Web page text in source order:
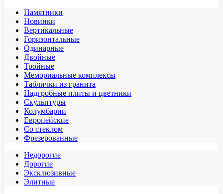
Памятники
Новинки
Вертикальные
Горизонтальные
Одинарные
Двойные
Тройные
Мемориальные комплексы
Таблички из гранита
Надгробные плиты и цветники
Скульптуры
Колумбарии
Европейские
Со стеклом
Фрезерованные
Недорогие
Дорогие
Эксклюзивные
Элитные